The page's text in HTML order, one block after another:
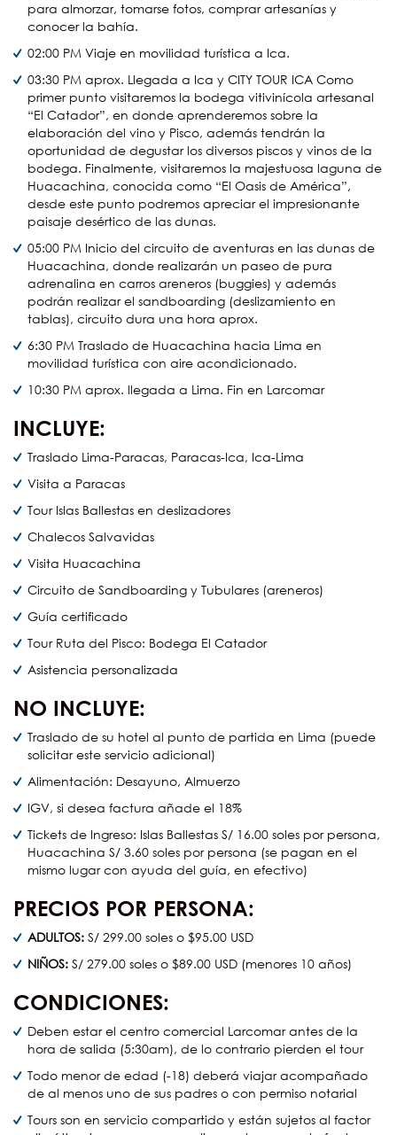
para almorzar, tomarse fotos, comprar artesanías y
conocer la bahía.
02:00 PM Viaje en movilidad turística a Ica.
03:30 PM aprox. Llegada a Ica y CITY TOUR ICA Como
primer punto visitaremos la bodega vitivinícola artesanal
“El Catador”, en donde aprenderemos sobre la
elaboración del vino y Pisco, además tendrán la
oportunidad de degustar los diversos piscos y vinos de la
bodega. Finalmente, visitaremos la majestuosa laguna de
Huacachina, conocida como “El Oasis de América”,
desde este punto podremos apreciar el impresionante
paisaje desértico de las dunas.
05:00 PM Inicio del circuito de aventuras en las dunas de
Huacachina, donde realizarán un paseo de pura
adrenalina en carros areneros (buggies) y además
podrán realizar el sandboarding (deslizamiento en
tablas), circuito dura una hora aprox.
6:30 PM Traslado de Huacachina hacia Lima en
movilidad turística con aire acondicionado.
10:30 PM aprox. llegada a Lima. Fin en Larcomar
INCLUYE:
Traslado Lima-Paracas, Paracas-Ica, Ica-Lima
Visita a Paracas
Tour Islas Ballestas en deslizadores
Chalecos Salvavidas
Visita Huacachina
Circuito de Sandboarding y Tubulares (areneros)
Guía certificado
Tour Ruta del Pisco: Bodega El Catador
Asistencia personalizada
NO INCLUYE:
Traslado de su hotel al punto de partida en Lima (puede
solicitar este servicio adicional)
Alimentación: Desayuno, Almuerzo
IGV, si desea factura añade el 18%
Tickets de Ingreso: Islas Ballestas S/ 16.00 soles por persona,
Huacachina S/ 3.60 soles por persona (se pagan en el
mismo lugar con ayuda del guía, en efectivo)
PRECIOS POR PERSONA:
ADULTOS: S/ 299.00 soles o $95.00 USD
NIÑOS: S/ 279.00 soles o $89.00 USD (menores 10 años)
CONDICIONES:
Deben estar el centro comercial Larcomar antes de la
hora de salida (5:30am), de lo contrario pierden el tour
Todo menor de edad (-18) deberá viajar acompañado
de al menos uno de sus padres o con permiso notarial
Tours son en servicio compartido y están sujetos al factor